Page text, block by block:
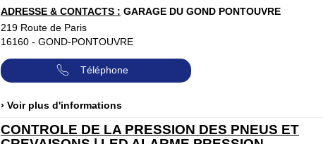
ADRESSE & CONTACTS : GARAGE DU GOND PONTOUVRE
219 Route de Paris
16160 - GOND-PONTOUVRE
Téléphone
› Voir plus d'informations
CONTROLE DE LA PRESSION DES PNEUS ET